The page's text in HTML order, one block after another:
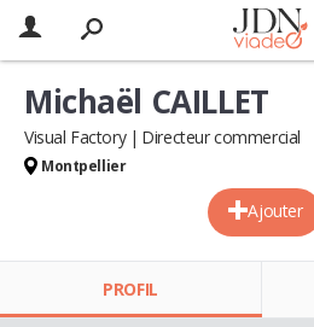
Ajouter
Michaël CAILLET
Visual Factory Directeur commercial
Montpellier
PROFIL